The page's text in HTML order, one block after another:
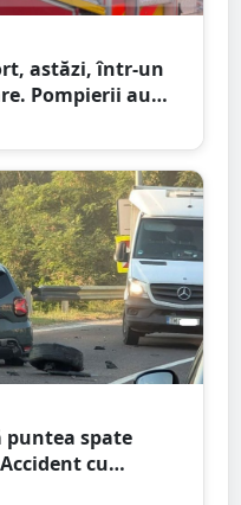
astăzi, într-un
Pompierii au
puntea spate
cu
Satu Mare